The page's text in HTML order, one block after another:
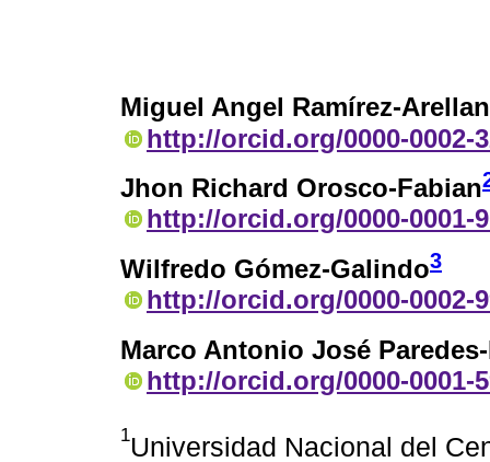
Miguel Angel Ramírez-
http://orcid.org/0000-0002-
Jhon Richard Orosco-Fabian
http://orcid.org/0000-0001-
Wilfredo Gómez-Galindo3
http://orcid.org/0000-0002-
Marco Antonio José
http://orcid.org/0000-0001-
1Universidad Nacional del